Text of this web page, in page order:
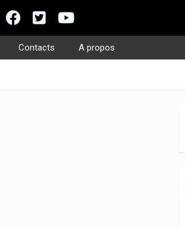
Contacts
A propos